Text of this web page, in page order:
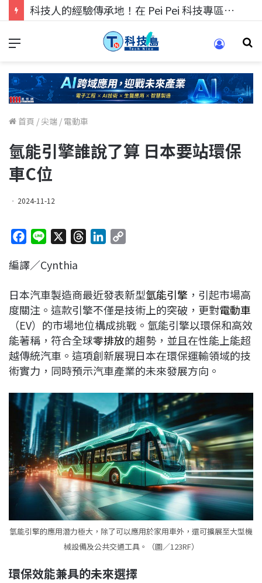
科技人的經驗傳承地！在 Pei Pei 科技專區，與學弟妹交流最硬核的技術
首頁 /尖端 / 電動車
氫能引擎誰說了算 日本要站環保
車C位
2024-11-12
c
b
o
o
k
n
a
d
s
e
d
I
n
L
i
n
k
編譯／Cynthia
日本汽車製造商最近發表新型氫能引擎 ，引起市場高
度關注。這款引擎不僅是技術上的突破，更對電動車
（EV）的市場地位構成挑戰。氫能引擎以環保和高效
能著稱，符合全球零排放的趨勢，並且在性能上能超
越傳統汽車。這項創新展現日本在環保運輸領域的技
術實力，同時預示汽車產業的未來發展方向。
氫能引擎的應用潛力極大，除了可以應用於家用車外，還可擴展至大型機
械設備及公共交通工具。（圖／123RF）
環保效能兼具的未來選擇